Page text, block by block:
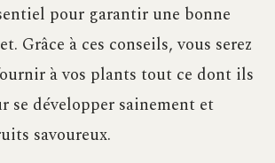
pour garantir une bonne
Grâce à ces conseils, vous serez
à vos plants tout ce dont ils
se développer sainement et
savoureux.